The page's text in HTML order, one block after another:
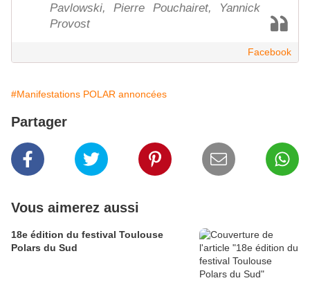
Pavlowski, Pierre Pouchairet, Yannick
Provost
Facebook
#Manifestations POLAR annoncées
Partager
Vous aimerez aussi
18e édition du festival Toulouse
Polars du Sud